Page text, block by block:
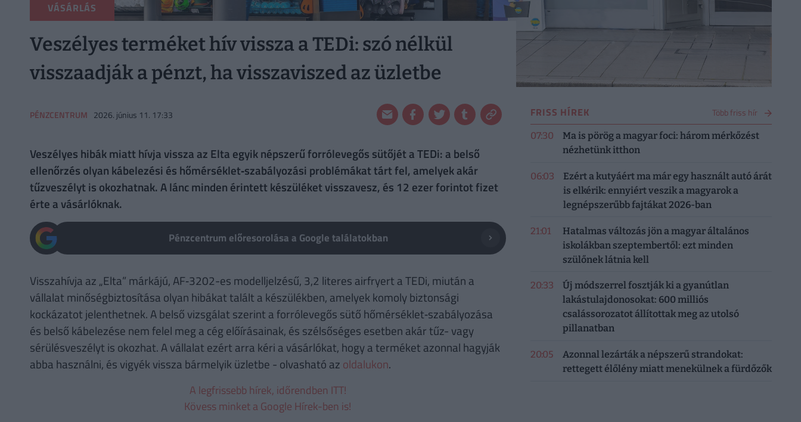
VÁSÁRLÁS
Veszélyes terméket hív vissza a TEDi: szó nélkül
visszaadják a pénzt, ha visszaviszed az üzletbe
PÉNZCENTRUM 2026. június 11. 17:33
Veszélyes hibák miatt hívja vissza az Elta egyik népszerű forrólevegős sütőjét a TEDi: a belső
ellenőrzés olyan kábelezési és hőmérséklet‑szabályozási problémákat tárt fel, amelyek akár
tűzveszélyt is okozhatnak. A lánc minden érintett készüléket visszavesz, és 12 ezer forintot fizet
érte a vásárlóknak.
Pénzcentrum előresorolása a Google találatokban
Visszahívja az „Elta” márkájú, AF‑3202-es modelljelzésű, 3,2 literes airfryert a TEDi, miután a
vállalat minőségbiztosítása olyan hibákat talált a készülékben, amelyek komoly biztonsági
kockázatot jelenthetnek. A belső vizsgálat szerint a forrólevegős sütő hőmérséklet‑szabályozása
és belső kábelezése nem felel meg a cég előírásainak, és szélsőséges esetben akár tűz- vagy
sérülésveszélyt is okozhat. A vállalat ezért arra kéri a vásárlókat, hogy a terméket azonnal hagyják
abba használni, és vigyék vissza bármelyik üzletbe - olvasható az oldalukon.
A legfrissebb hírek, időrendben ITT!
Kövess minket a Google Hírek-ben is!
FRISS HÍREK Több friss hír
07:30
Ma is pörög a magyar foci: három mérkőzést
nézhetünk itthon
06:03
Ezért a kutyáért ma már egy használt autó árát
is elkérik: ennyiért veszik a magyarok a
legnépszerűbb fajtákat 2026-ban
21:01
Hatalmas változás jön a magyar általános
iskolákban szeptembertől: ezt minden
szülőnek látnia kell
20:33
Új módszerrel fosztják ki a gyanútlan
lakástulajdonosokat: 600 milliós
csalássorozatot állítottak meg az utolsó
pillanatban
20:05
Azonnal lezárták a népszerű strandokat:
rettegett élőlény miatt menekülnek a fürdőzők